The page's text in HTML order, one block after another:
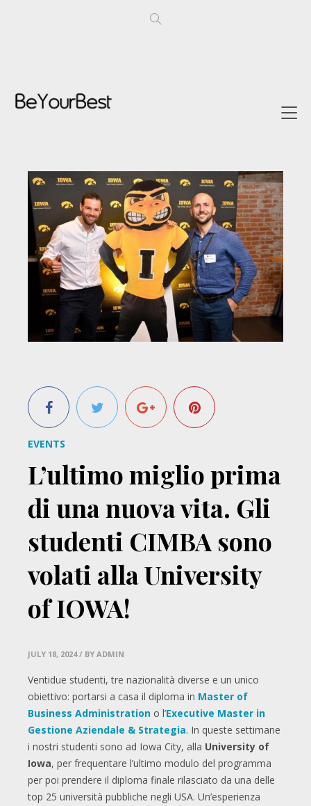
EVENTS
L’ultimo miglio prima
di una nuova vita. Gli
studenti CIMBA sono
volati alla University
of IOWA!
JULY 18, 2024 / BY ADMIN
Ventidue studenti, tre nazionalità diverse e un unico
obiettivo: portarsi a casa il diploma in Master of
Business Administration o l’Executive Master in
Gestione Aziendale & Strategia. In queste settimane
i nostri studenti sono ad Iowa City, alla University of
Iowa, per frequentare l’ultimo modulo del programma
per poi prendere il diploma finale rilasciato da una delle
top 25 università pubbliche negli USA. Un’esperienza